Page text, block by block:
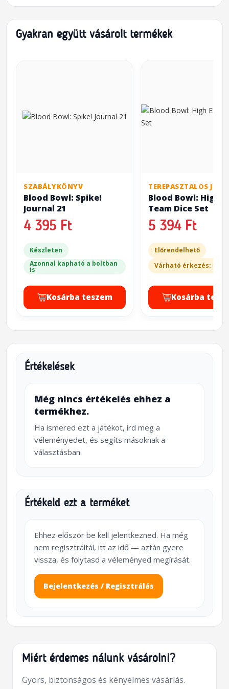
Gyakran együtt vásárolt termékek
SZABÁLYKÖNYV
Blood Bowl: Spike!
Journal 21
4 395 Ft
Készleten
Azonnal kapható a boltban
is
Kosárba teszem
TEREPASZTALOS
Blood Bowl: High
Team Dice Set
5 394 Ft
Előrendelhető
Várható érkezés: 10-
Kosárba
Értékelések
Még nincs értékelés ehhez a
termékhez.
Ha ismered ezt a játékot, írd meg a
véleményedet, és segíts másoknak a
választásban.
Értékeld ezt a terméket
Ehhez először be kell jelentkezned. Ha még
nem regisztráltál, itt az idő — aztán gyere
vissza, és folytasd a véleményed megírását.
Bejelentkezés / Regisztrálás
Miért érdemes nálunk vásárolni?
Gyors, biztonságos és kényelmes vásárlás.